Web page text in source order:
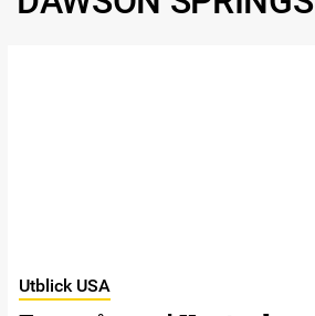
Utblick USA